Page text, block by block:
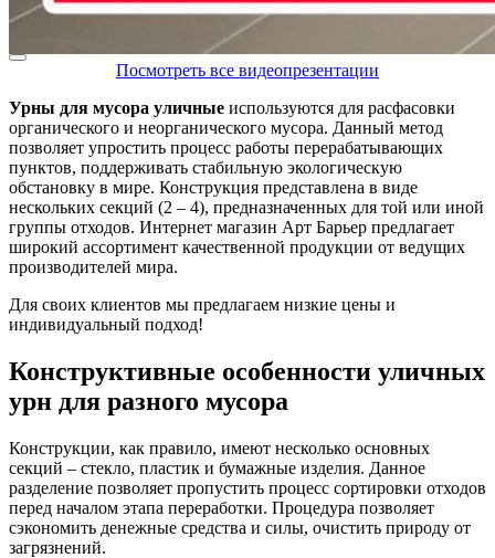
Посмотреть все видеопрезентации
Урны для мусора уличные используются для расфасовки
органического и неорганического мусора. Данный метод
позволяет упростить процесс работы перерабатывающих
пунктов, поддерживать стабильную экологическую
обстановку в мире. Конструкция представлена в виде
нескольких секций (2 – 4), предназначенных для той или иной
группы отходов. Интернет магазин Арт Барьер предлагает
широкий ассортимент качественной продукции от ведущих
производителей мира.
Для своих клиентов мы предлагаем низкие цены и
индивидуальный подход!
Конструктивные особенности уличных
урн для разного мусора
Конструкции, как правило, имеют несколько основных
секций – стекло, пластик и бумажные изделия. Данное
разделение позволяет пропустить процесс сортировки отходов
перед началом этапа переработки. Процедура позволяет
сэкономить денежные средства и силы, очистить природу от
загрязнений.